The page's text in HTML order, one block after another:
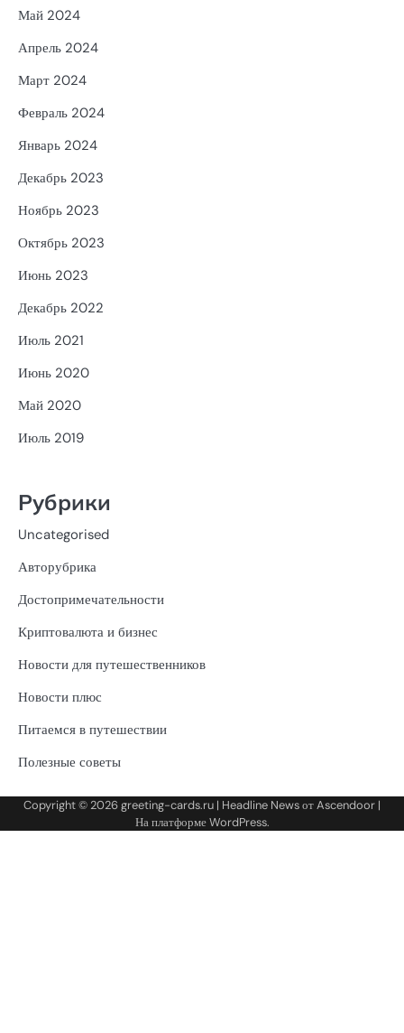
Май 2024
Апрель 2024
Март 2024
Февраль 2024
Январь 2024
Декабрь 2023
Ноябрь 2023
Октябрь 2023
Июнь 2023
Декабрь 2022
Июль 2021
Июнь 2020
Май 2020
Июль 2019
Рубрики
Uncategorised
Авторубрика
Достопримечательности
Криптовалюта и бизнес
Новости для путешественников
Новости плюс
Питаемся в путешествии
Полезные советы
Copyright © 2026greeting-cards.ru | Headline News отAscendoor |
На платформеWordPress.